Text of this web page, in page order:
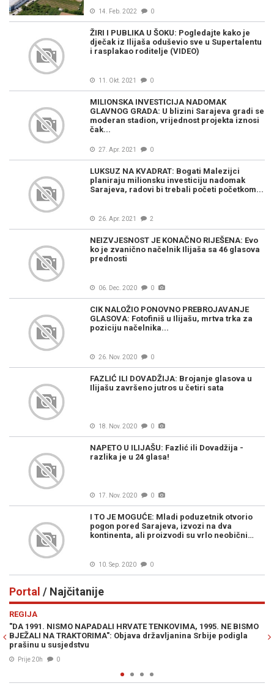
14. Feb. 2022 0
ŽIRI I PUBLIKA U ŠOKU: Pogledajte kako je
dječak iz Ilijaša oduševio sve u Supertalentu
i rasplakao roditelje (VIDEO)
11. Okt. 2021 0
MILIONSKA INVESTICIJA NADOMAK
GLAVNOG GRADA: U blizini Sarajeva gradi se
moderan stadion, vrijednost projekta iznosi
čak...
27. Apr. 2021 0
LUKSUZ NA KVADRAT: Bogati Malezijci
planiraju milionsku investiciju nadomak
Sarajeva, radovi bi trebali početi početkom...
26. Apr. 2021 2
NEIZVJESNOST JE KONAČNO RIJEŠENA: Evo
ko je zvanično načelnik Ilijaša sa 46 glasova
prednosti
06. Dec. 2020 0
CIK NALOŽIO PONOVNO PREBROJAVANJE
GLASOVA: Fotofiniš u Ilijašu, mrtva trka za
poziciju načelnika...
26. Nov. 2020 0
FAZLIĆ ILI DOVADŽIJA: Brojanje glasova u
Ilijašu završeno jutros u četiri sata
18. Nov. 2020 0
NAPETO U ILIJAŠU: Fazlić ili Dovadžija -
razlika je u 24 glasa!
17. Nov. 2020 0
I TO JE MOGUĆE: Mladi poduzetnik otvorio
pogon pored Sarajeva, izvozi na dva
kontinenta, ali proizvodi su vrlo neobični…
10. Sep. 2020 0
Portal / Najčitanije
REGIJA
"DA 1991. NISMO NAPADALI HRVATE TENKOVIMA, 1995. NE BISMO
BJEŽALI NA TRAKTORIMA": Objava državljanina Srbije podigla
prašinu u susjedstvu
Prije 20h 0